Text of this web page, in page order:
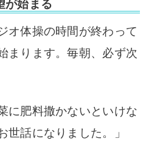
が始まる
オ体操の時間が終わって
まります。毎朝、必ず次
に肥料撒かないといけな
世話になりました。」